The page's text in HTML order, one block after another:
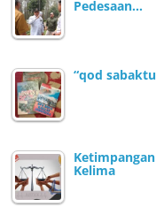
Pedesaan…
“qod
Kelima